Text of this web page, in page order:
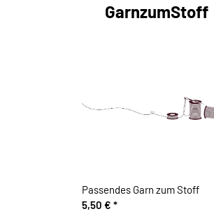
GarnzumStoff
Passendes Garn zum Stoff
5,50 € *